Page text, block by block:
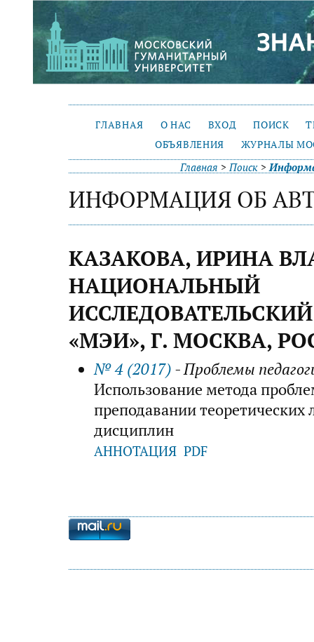
ГЛАВНАЯ О НАС ВХОД ПОИСК
ОБЪЯВЛЕНИЯ
ЖУРНАЛЫ
Главная >Поиск >
ИНФОРМАЦИЯ ОБ
КАЗАКОВА, ИРИНА
НАЦИОНАЛЬНЫЙ
«МЭИ», Г. МОСКВА,
№ 4 (2017) - Проблемы
Использование метода
преподавании теоретических
дисциплин
АННОТАЦИЯ PDF